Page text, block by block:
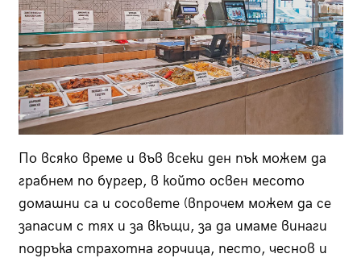
По всяко време и във всеки ден пък можем да
грабнем по бургер, в който освен месото
домашни са и сосовете (впрочем можем да се
запасим с тях и за вкъщи, за да имаме винаги
подръка страхотна горчица, песто, чеснов и